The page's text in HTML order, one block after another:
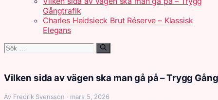
Gångtrafik
Charles Heidsieck Brut Réserve – Klassisk
Elegans
Sök
Vilken sida av vägen ska man gå på – Trygg
Av Fredrik Svensson · mars 5, 2026